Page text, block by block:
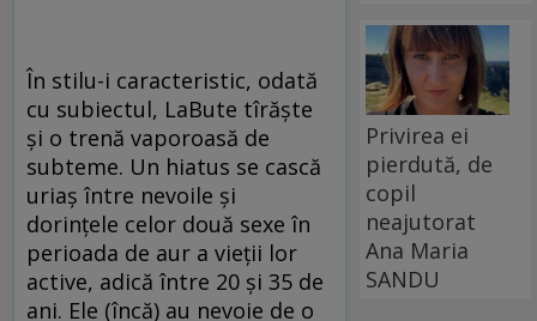
În stilu-i caracteristic, odată
cu subiectul, LaBute tîrăşte
şi o trenă vaporoasă de
subteme. Un hiatus se cască
uriaş între nevoile şi
dorinţele celor două sexe în
perioada de aur a vieţii lor
active, adică între 20 şi 35 de
ani. Ele (încă) au nevoie de o
Privirea ei
pierdută, de
copil
neajutorat
Ana Maria
SANDU